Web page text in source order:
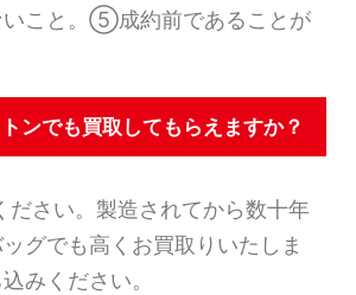
いこと。⑤成約前であることが
ンでも買取してもらえますか？
さい。製造されてから数十年
グでも高くお買取りいたしま
みください。